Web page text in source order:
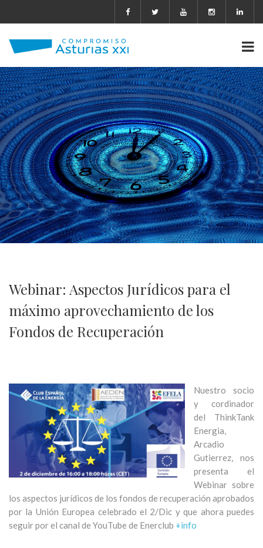
Webinar: Aspectos Jurídicos para el
máximo aprovechamiento de los
Fondos de Recuperación
Nuestro socio
y cordinador
del ThinkTank
Energia,
Arcadio
Gutierrez, nos
presenta el
Webinar sobre
los aspectos jurídicos de los fondos de recuperación aprobados
por la Unión Europea celebrado el 2/Dic y que ahora puedes
seguir por el canal de YouTube de Enerclub +info